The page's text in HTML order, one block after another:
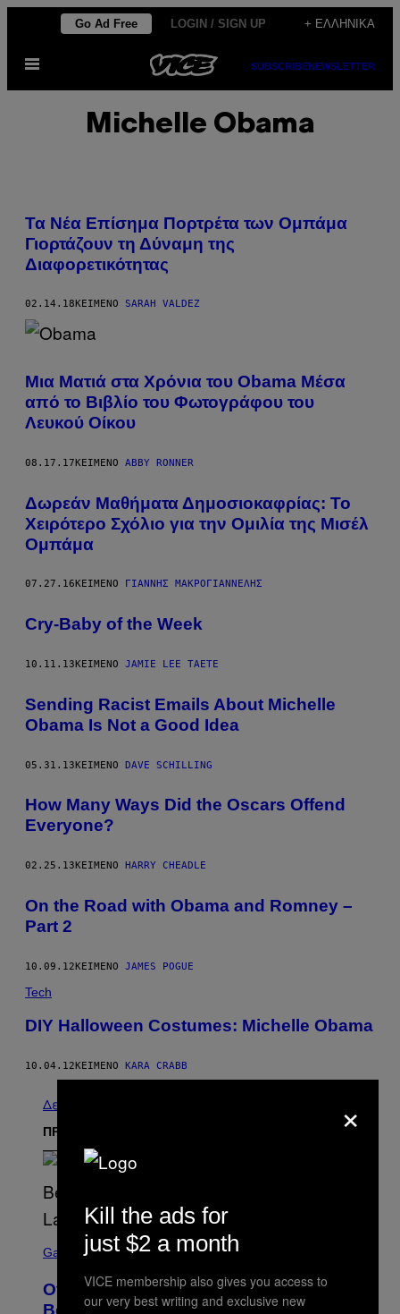
Μετάβαση
περιεχόμενο
Go Ad Free LOGIN / SIGN UP + ΕΛΛΗΝΙΚΆ
Ανοίξτε
μενού
SUBSCRIBENEWSLETTER
Michelle Obama
Τα Νέα Επίσημα Πορτρέτα των Ομπάμα
Γιορτάζουν τη Δύναμη της
Διαφορετικότητας
02.14.18 ΚΕΊΜΕΝΟ SARAH VALDEZ
Μια Ματιά στα Χρόνια του Obama Μέσα
από το Βιβλίο του Φωτογράφου του
Λευκού Οίκου
08.17.17ΚΕΊΜΕΝΟ ABBY RONNER
Δωρεάν Μαθήματα Δημοσιοκαφρίας: To
Χειρότερο Σχόλιο για την Ομιλία της Μισέλ
Ομπάμα
07.27.16 ΚΕΊΜΕΝΟ ΓΙΆΝΝΗΣ ΜΑΚΡΟΓΙΑΝΝΈΛΗΣ
Cry-Baby of the Week
10.11.13ΚΕΊΜΕΝΟ JAMIE LEE TAETE
Sending Racist Emails About Michelle
Obama Is Not a Good Idea
05.31.13ΚΕΊΜΕΝΟ DAVE SCHILLING
How Many Ways Did the Oscars Offend
Everyone?
02.25.13 ΚΕΊΜΕΝΟ HARRY CHEADLE
On the Road with Obama and Romney –
Part 2
10.09.12ΚΕΊΜΕΝΟ JAMES POGUE
Tech
DIY Halloween Costumes: Michelle Obama
10.04.12 ΚΕΊΜΕΝΟ KARA CRABB
Δείτε τα όλα
ΠΡΟΣΦΑΤΑ
C
E
N
Gaming
Overwatch Rebrand Pays Off With Its
Best Quarter Since Overwatch 2
×
Kill the ads for
just $2 a month
VICE membership also gives you access to
our very best writing and exclusive new